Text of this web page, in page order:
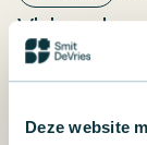
Deze website
naar